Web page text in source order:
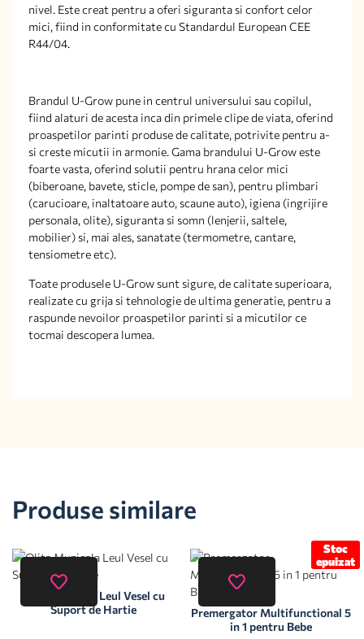
nivel. Este creat pentru a oferi siguranta si confort celor
mici, fiind in conformitate cu Standardul European CEE
R44/04.
Brandul U-Grow pune in centrul universului sau copilul,
fiind alaturi de acesta inca din primele clipe de viata, oferind
proaspetilor parinti produse de calitate, potrivite pentru a-
si creste micutii in armonie. Gama brandului U-Grow este
foarte vasta, oferind solutii pentru hrana celor mici
(biberoane, bavete, sticle, pompe de san), pentru plimbari
(carucioare, inaltatoare auto, scaune auto), igiena (ingrijire
personala, olite), siguranta si somn (lenjerii, saltele,
mobilier) si, mai ales, sanatate (termometre, cantare,
tensiometre etc).
Toate produsele U-Grow sunt sigure, de calitate superioara,
realizate cu grija si tehnologie de ultima generatie, pentru a
raspunde nevoilor proaspetilor parinti si a micutilor ce
tocmai descopera lumea.
Produse similare
Olita Muzicala Leul Vesel cu
Suport de Hartie
Stoc
epuizat
Premergator Multifunctional 5
in 1 pentru Bebe